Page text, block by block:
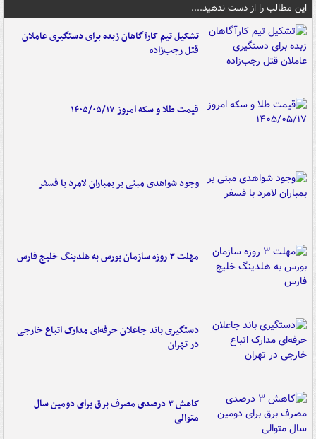
این مطالب را از دست ندهید....
تشکیل تیم کارآگاهان زبده برای دستگیری عاملان
قتل رجب‌زاده
قیمت طلا و سکه امروز ۱۴۰۵/۰۵/۱۷
وجود شواهدی مبنی بر بمباران لامرد با فسفر
مهلت ۳ روزه سازمان بورس به هلدینگ خلیج فارس
دستگیری باند جاعلان حرفه‌ای مدارک اتباع خارجی
در تهران
کاهش ۳ درصدی مصرف برق برای دومین سال
متوالی